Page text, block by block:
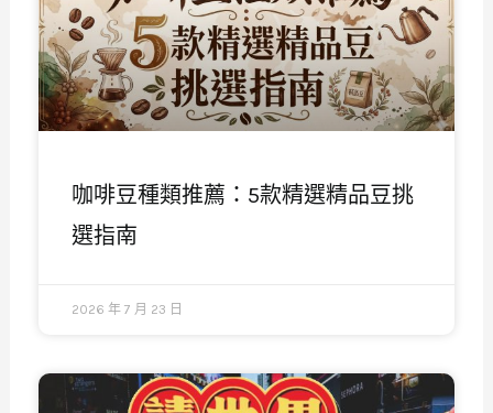
咖啡豆種類推薦：5款精選精品豆挑
選指南
2026 年 7 月 23 日